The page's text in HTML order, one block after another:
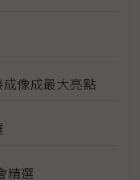
像成最大亮點
精選